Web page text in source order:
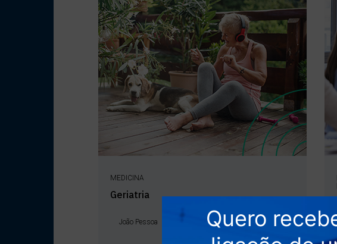
MEDICINA
Geriatria
João Pessoa